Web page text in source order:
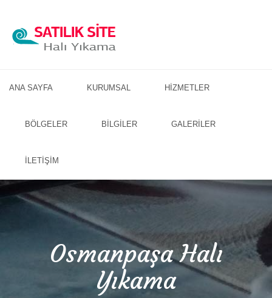
ANA SAYFA KURUMSAL HİZMETLER
BÖLGELER BİLGİLER GALERİLER
İLETİŞİM
Osmanpaşa Halı
Yıkama